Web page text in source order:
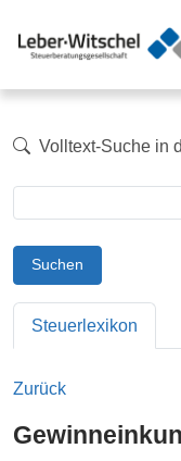
Volltext-Suche in
Suchen
Steuerlexikon
Zurück